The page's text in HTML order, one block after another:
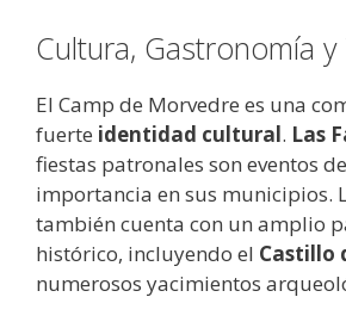
Cultura, Gastronomía
El Camp de Morvedre es una
fuerte identidad cultural. Las
fiestas patronales son eventos
importancia en sus municipios.
también cuenta con un amplio
histórico, incluyendo el Castillo
numerosos yacimientos